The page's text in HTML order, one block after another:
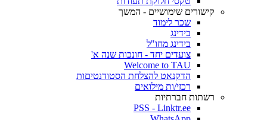
קישורים שימושיים - המשך
שכר לימוד
בידינג
בידינג מחו"ל
צועדים יחד - חונכות שנה א'
Welcome to TAU
הדקנאט להצלחת הסטודנטיםות
רכזי/ות מילואים
רשתות חברתיות
PSS - Linktr.ee